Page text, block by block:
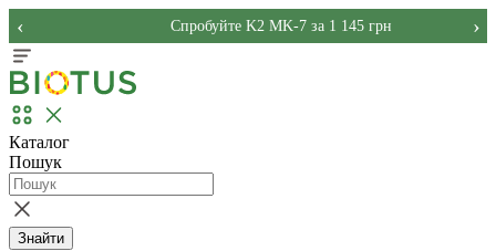
Спробуйте K2 MK-7 за 1 145 грн
‹ ›
Каталог
Пошук
Знайти